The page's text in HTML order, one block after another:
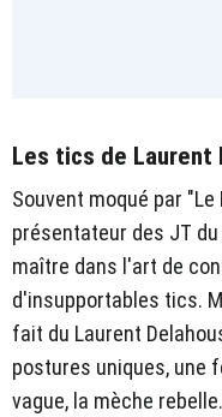
Les tics de Laurent
Souvent moqué par
présentateur des JT
maître dans l'art de
d'insupportables tics.
fait du Laurent
postures uniques, une
vague, la mèche